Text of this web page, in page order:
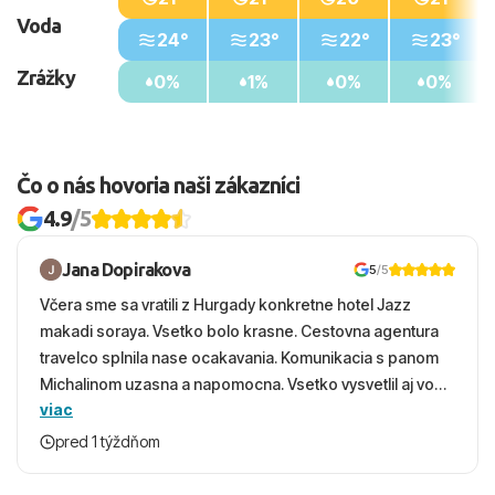
Voda
Zrážky
24°
0%
23°
1%
22°
0%
23°
0%
Čo o nás hovoria naši zákazníci
4.9/5
Jana Dopirakova 5/5
Včera sme sa vratili z Hurgady konkretne hotel Jazz
makadi soraya. Vsetko bolo krasne. Cestovna agentura
travelco splnila nase ocakavania. Komunikacia s panom
Michalinom uzasna a napomocna. Vsetko vysvetlil aj vo
vecernych hodinach zaco sa ospravedlnujem. Hotel
krasny, cisty. Sluzby top. Strava, prostredie, more,
viac
pred 1 týždňom